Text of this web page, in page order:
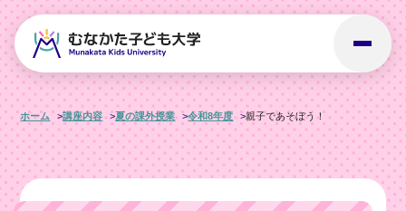
ホーム 講座内容 夏の課外授業 令和8年度 親子であそぼう！